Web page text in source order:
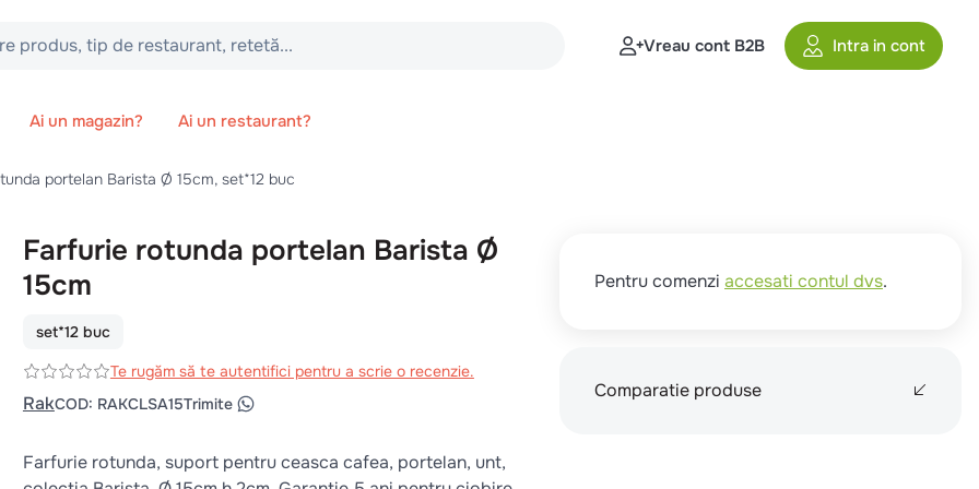
tip de restaurant, retetă...
Vreau cont B2B Intra in cont
Ai un magazin? Ai un restaurant?
portelan Barista Ø 15cm, set*12 buc
Farfurie rotunda portelan Barista Ø
15cm
set*12 buc
Te rugăm să te autentifici pentru a scrie o recenzie.
RakCOD: RAKCLSA15Trimite
Farfurie rotunda, suport pentru ceasca cafea, portelan, unt,
Pentru comenzi accesati contul dvs.
Comparatie produse